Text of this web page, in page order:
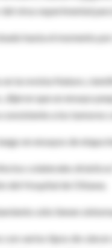
virus experimental
hasta el momento
en la revista Nature,
dijeron que un ensayo
a los
en ensayos de etapa
colaterales
del Hospital de Ottawa.
sólo tienen
con varios tipos de